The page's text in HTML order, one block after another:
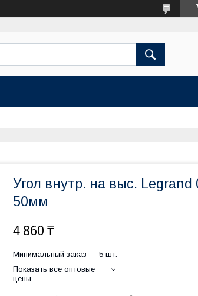
Угол внутр. на выс. Legrand
50мм
4 860 ₸
Минимальный заказ — 5 шт.
Показать все оптовые
цены